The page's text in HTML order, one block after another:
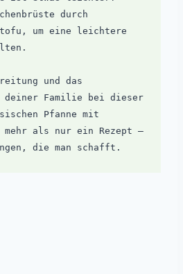
durch
um eine leichtere
und das
deiner Familie bei dieser
Pfanne mit
mehr als nur ein Rezept –